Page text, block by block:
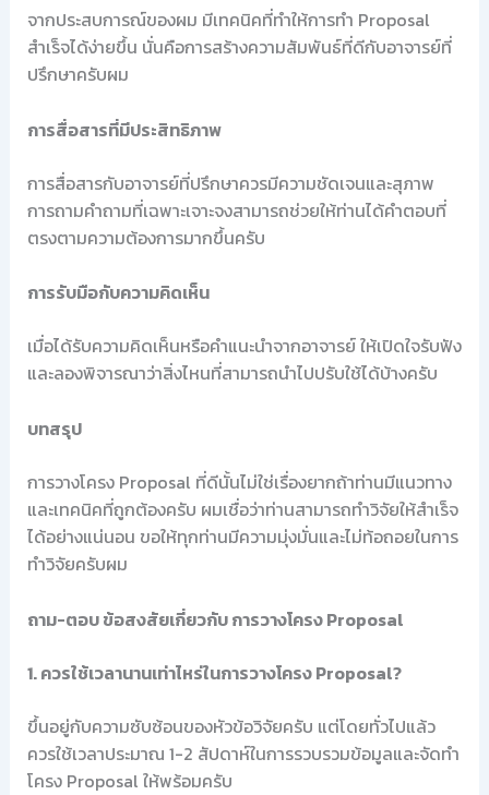
จากประสบการณ์ของผม มีเทคนิคที่ทำให้การทำ Proposal
สำเร็จได้ง่ายขึ้น นั่นคือการสร้างความสัมพันธ์ที่ดีกับอาจารย์ที่
ปรึกษาครับผม
การสื่อสารที่มีประสิทธิภาพ
การสื่อสารกับอาจารย์ที่ปรึกษาควรมีความชัดเจนและสุภาพ
การถามคำถามที่เฉพาะเจาะจงสามารถช่วยให้ท่านได้คำตอบที่
ตรงตามความต้องการมากขึ้นครับ
การรับมือกับความคิดเห็น
เมื่อได้รับความคิดเห็นหรือคำแนะนำจากอาจารย์ ให้เปิดใจรับฟัง
และลองพิจารณาว่าสิ่งไหนที่สามารถนำไปปรับใช้ได้บ้างครับ
บทสรุป
การวางโครง Proposal ที่ดีนั้นไม่ใช่เรื่องยากถ้าท่านมีแนวทาง
และเทคนิคที่ถูกต้องครับ ผมเชื่อว่าท่านสามารถทำวิจัยให้สำเร็จ
ได้อย่างแน่นอน ขอให้ทุกท่านมีความมุ่งมั่นและไม่ท้อถอยในการ
ทำวิจัยครับผม
ถาม-ตอบ ข้อสงสัยเกี่ยวกับ การวางโครง Proposal
1. ควรใช้เวลานานเท่าไหร่ในการวางโครง Proposal?
ขึ้นอยู่กับความซับซ้อนของหัวข้อวิจัยครับ แต่โดยทั่วไปแล้ว
ควรใช้เวลาประมาณ 1-2 สัปดาห์ในการรวบรวมข้อมูลและจัดทำ
โครง Proposal ให้พร้อมครับ